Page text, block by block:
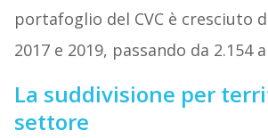
portafoglio del CVC è cresciuto
2017 e 2019, passando da 2.154 a
La suddivisione per
settore